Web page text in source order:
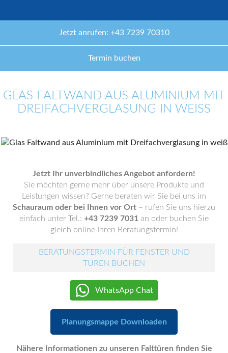
Jetzt anrufen: +43 7239 70310
Termin buchen
GLAS FALTWAND AUS ALUMINIUM MIT
DREIFACHVERGLASUNG IN WEISS
Jetzt Ihr unverbindliches Angebot anfordern!
Sie möchten gerne mehr über unsere Produkte und
Leistungen wissen? Gerne beraten wir Sie bei uns im
Schauraum oder bei Ihnen vor Ort – rufen Sie uns hierzu
einfach unter Tel.: +43 7239 7031 an oder buchen Sie
gleich online Ihren Beratungstermin!
BERATUNGSTERMIN FÜR FENSTER UND
TÜREN BUCHEN
WhatsApp Chat
Planungsmappe Downloaden
Nähere Informationen zu unseren Falttüren finden Sie